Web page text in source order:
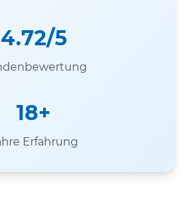
4.72/5
18+
Erfahrung